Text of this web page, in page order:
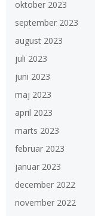
oktober 2023
september 2023
august 2023
juli 2023
juni 2023
maj 2023
april 2023
marts 2023
februar 2023
januar 2023
december 2022
november 2022